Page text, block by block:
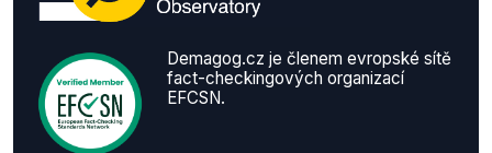
Demagog.cz je členem evropské sítě
fact-checkingových organizací
EFCSN.